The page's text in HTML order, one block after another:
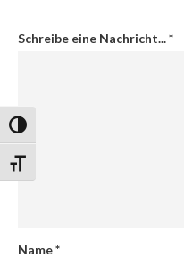
Umschalten auf hohe Kontraste
Schrift vergrößern
Schreibe eine Nachricht...*
Name*